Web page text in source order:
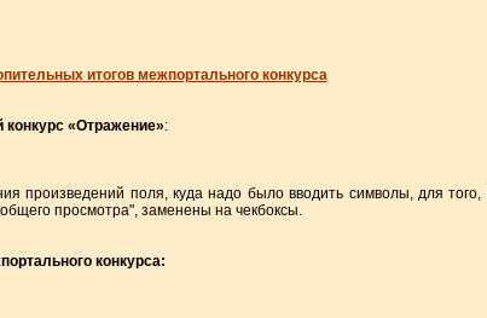
итогов межпортального конкурса
конкурс «Отражение»:
произведений поля, куда надо было вводить символы, для того,
просмотра", заменены на чекбоксы.
конкурса: